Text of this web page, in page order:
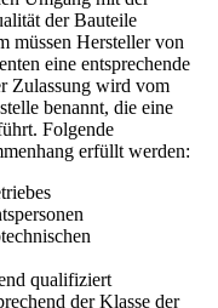
der Bauteile
müssen Hersteller von
eine entsprechende
Zulassung wird vom
benannt, die eine
Folgende
erfüllt werden:
qualifiziert
der Klasse der